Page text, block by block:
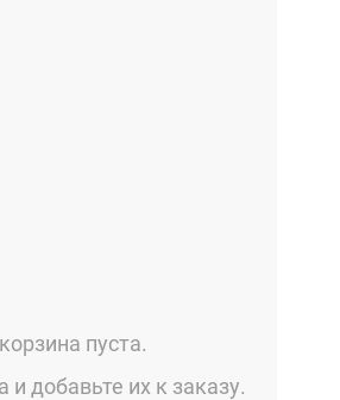
пуста.
добавьте их к заказу.